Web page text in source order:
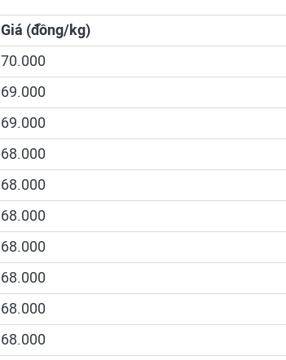
Giá (đồng/kg)
70.000
69.000
69.000
68.000
68.000
68.000
68.000
68.000
68.000
68.000